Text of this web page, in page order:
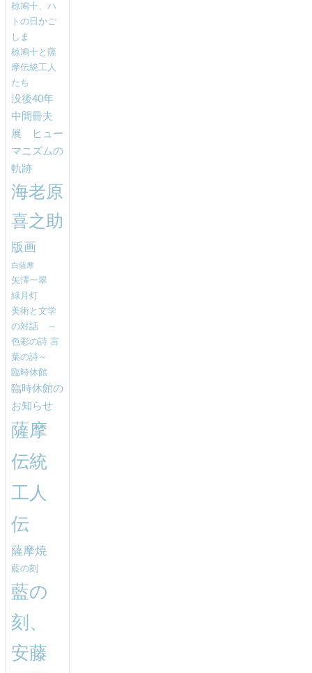
椋鳩十、ハ
トの日かご
しま
椋鳩十と薩
摩伝統工人
たち
没後40年
中間冊夫
展 ヒュー
マニズムの
軌跡
海老原
喜之助
版画
白薩摩
矢澤一翠
緑月灯
美術と文学
の対話 ～
色彩の詩 言
葉の詩～
臨時休館
臨時休館の
お知らせ
薩摩
伝統
工人
伝
薩摩焼
藍の刻
藍の
刻、
安藤